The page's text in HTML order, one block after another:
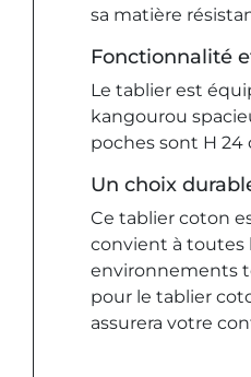
sa matière
Fonctionnalité
Le tablier est
kangourou
poches sont H 24
Un choix
Ce tablier coton
convient à toutes
environnements
pour le tablier
assurera votre